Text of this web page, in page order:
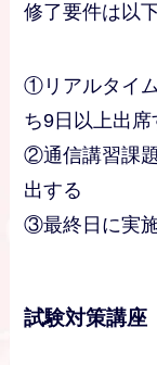
修了要件は以
①リアルタイ
ち9日以上出席
②通信講習課
出する
③最終日に実
試験対策講座